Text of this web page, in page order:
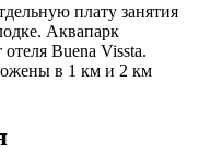
плату занятия
Аквапарк
Buena Vissta.
в 1 км и 2 км